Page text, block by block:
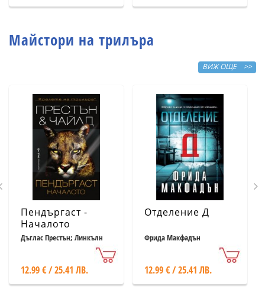
Майстори на трилъра
ВИЖ ОЩЕ >>
Пендъргаст -
Началото
Дъглас Престън; Линкълн
12.99 € / 25.41 ЛВ.
Отделение Д
Фрида Макфадън
12.99 € / 25.41 ЛВ.